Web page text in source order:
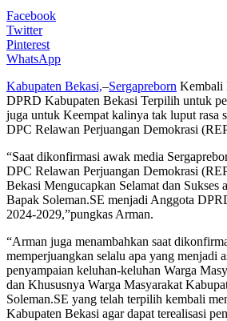
Facebook
Twitter
Pinterest
WhatsApp
Kabupaten Bekasi,–Sergapreborn Kembali
DPRD Kabupaten Bekasi Terpilih untuk
juga untuk Keempat kalinya tak luput rasa
DPC Relawan Perjuangan Demokrasi
“Saat dikonfirmasi awak media
DPC Relawan Perjuangan Demokrasi
Bekasi Mengucapkan Selamat dan Sukses
Bapak Soleman.SE menjadi Anggota
2024-2029,”pungkas Arman.
“Arman juga menambahkan saat
memperjuangkan selalu apa yang menjadi
penyampaian keluhan-keluhan Warga
dan Khususnya Warga Masyarakat
Soleman.SE yang telah terpilih kembali
Kabupaten Bekasi agar dapat terealisasi